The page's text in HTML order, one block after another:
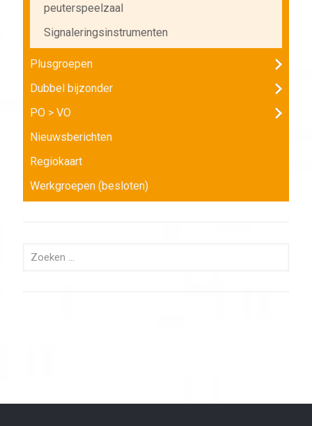
peuterspeelzaal
Signaleringsinstrumenten
Plusgroepen
Dubbel bijzonder
PO > VO
Nieuwsberichten
Regiokaart
Werkgroepen (besloten)